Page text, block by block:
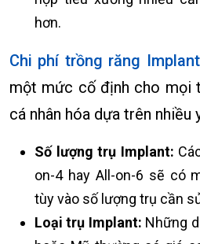
hơn.
Chi phí trồng răng Implant
một mức cố định cho mọi
cá nhân hóa dựa trên nhiều
Số lượng trụ Implant:
on-4 hay All-on-6 sẽ có
tùy vào số lượng trụ cần
Loại trụ Implant: Những